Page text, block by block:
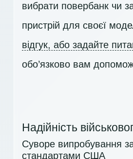
вибрати повербанк чи
пристрій для своєї
відгук, або задайте
обо’язково вам
Надійність
Суворе випробування
стандартами США